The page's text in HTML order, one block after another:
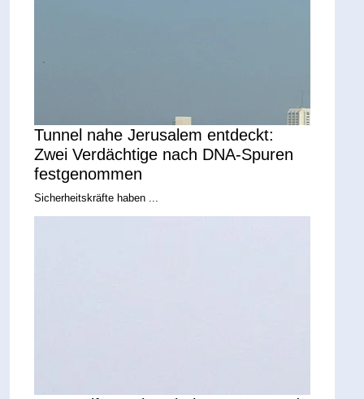
Tunnel nahe Jerusalem entdeckt:
Zwei Verdächtige nach DNA-Spuren
festgenommen
Sicherheitskräfte haben ...